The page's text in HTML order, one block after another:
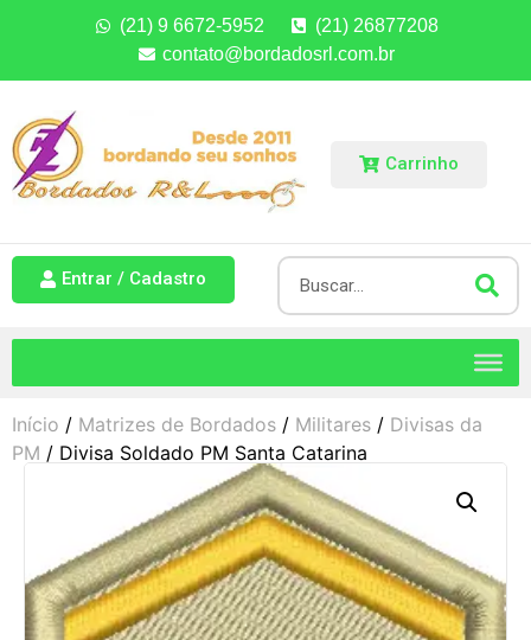
(21) 9 6672-5952
(21) 26877208
contato@bordadosrl.com.br
Carrinho
Entrar / Cadastro
Início / Matrizes de Bordados / Militares / Divisas da
PM / Divisa Soldado PM Santa Catarina